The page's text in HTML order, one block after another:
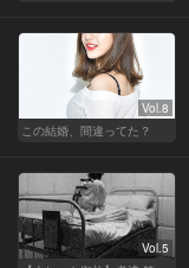
Vol.8
この結婚、間違ってた？
Vol.5